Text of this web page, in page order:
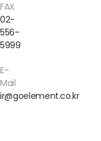
FAX
02-
556-
5999
E-
Mail
ir@goelement.co.kr